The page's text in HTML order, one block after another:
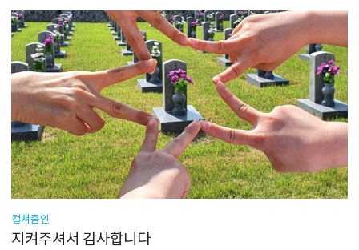
컬쳐줌인
지켜주셔서 감사합니다